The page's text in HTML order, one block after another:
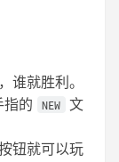
谁就胜利。
的
NEW 文
钮就可以玩